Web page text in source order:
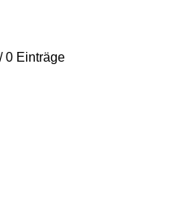
0 Einträge